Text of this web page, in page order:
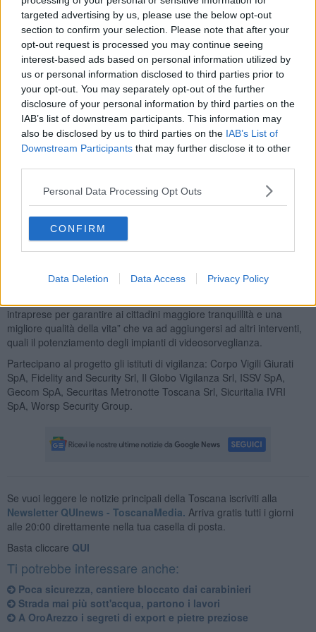
targeted advertising by us, please use the below opt-out
section to confirm your selection. Please note that after your
opt-out request is processed you may continue seeing
interest-based ads based on personal information utilized by
us or personal information disclosed to third parties prior to
your opt-out. You may separately opt-out of the further
disclosure of your personal information by third parties on the
IAB’s list of downstream participants. This information may
also be disclosed by us to third parties on the IAB’s List of
Downstream Participants that may further disclose it to other
Personal Data Processing Opt Outs
CONFIRM
Data Deletion Data Access Privacy Policy
servizi, in merito a situazioni di rilievo per la prevenzione e la
repressione di reati e di altri fenomeni che possano incidere
negativamente sulla sicurezza urbana.
Come ad esempiomezzi sospetti o in fuga dopo la commissione di
un reato, la presenza di bambini non accompagnati o di persone
anziane in difficoltà ma anche ostacoli sulle vie di comunicazione,
atti di bullismo o di delinquenza giovanile, situazioni di degrado e
questore in sede di“tavolo tecnico”,al quale parteciperanno i
rappresentanti delle forze di polizia, della polizia municipale e degli
istituti di vigilanza aderenti all’iniziativa.
"Questo strumento - ha evidenziato il
statali, locali e gli istituti di vigilanza privata e costituisce un ulteriore
tassello per aumentare la sicurezza nella nostra città, a
intraprese per garantire ai cittadini maggiore tranquillità e una
migliore qualità della vita” che va ad aggiungersi ad altri interventi,
quali il potenziamento degli impianti di videosorveglianza.
Partecipano al progetto gli istituti di vigilanza: Corpo Vigili Giurati
SpA, Fidelity and Security Srl, Il Globo Vigilanza Srl, ISSV SpA,
Gecom SpA, Securitas Metronotte Toscana Srl, Sicuritalia IVRI
SpA, Worsp Security Group.
Se vuoi leggere le notizie principali della Toscana iscriviti alla
Newsletter QUInews - ToscanaMedia. Arriva gratis tutti i giorni
alle 20:00 direttamente nella tua casella di posta.
Basta cliccare QUI
Ti potrebbe interessare anche:
Poca sicurezza, cantiere bloccato dai carabinieri
Strada mai più sott'acqua, partono i lavori
A OroArezzo i segreti di export e pietre preziose